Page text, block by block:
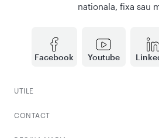
Facebook Youtube
nationala, fixa sau
UTILE
CONTACT